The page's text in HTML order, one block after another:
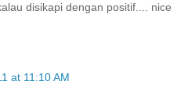
disikapi dengan positif.... nice
at 11:10 AM